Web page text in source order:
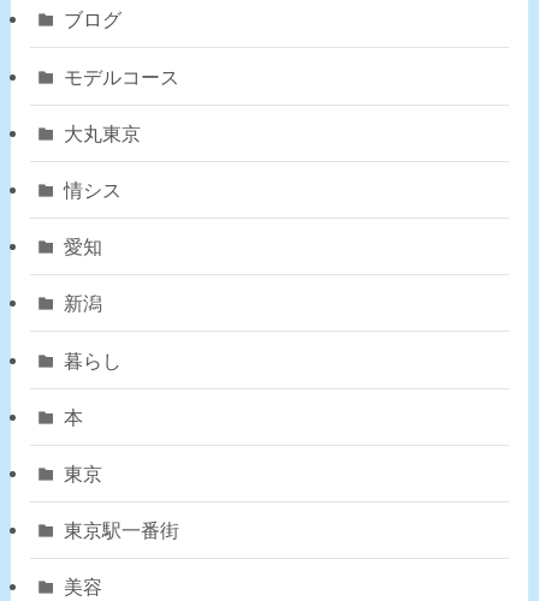
ブログ
モデルコース
大丸東京
情シス
愛知
新潟
暮らし
本
東京
東京駅一番街
美容